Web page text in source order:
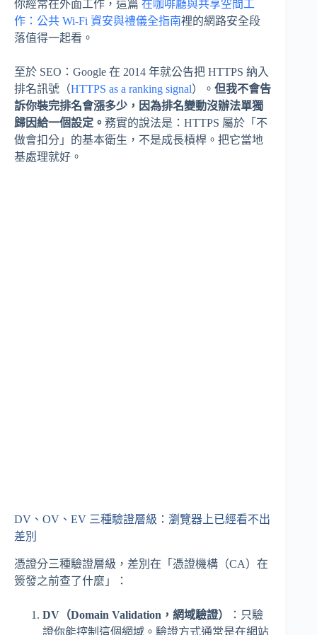
你經常在外面工作，這篇 在咖啡廳與共享空間工
作：公共 Wi-Fi 資安與禮儀全指南裡的網路安全段
落值得一起看。
至於 SEO：Google 在 2014 年就公告把 HTTPS 納入
排名訊號（HTTPS as a ranking signal）。 但我不會告
訴你裝完排名會漲多少，因為排名變動沒辦法單獨
歸因給一個設定。 務實的說法是：HTTPS 屬於「不
做會扣分」的基本衛生，不是成長槓桿。把它當地
基處理就好。
DV、OV、EV 三種驗證層級：瀏覽器上已經看不出
差別
憑證分三種驗證層級，差別在「憑證機構（CA）在
簽發之前查了什麼」：
DV（Domain Validation，網域驗證）
：只驗
證你能控制這個網域。驗證方式通常是在網站